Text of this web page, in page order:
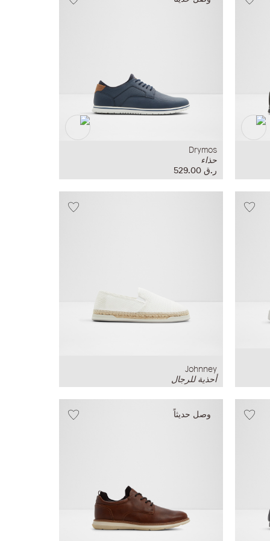
Drymos
حذاء
ر.ق‏ 529.00
Johnney
أحذية للرجال
وصل حديثاً